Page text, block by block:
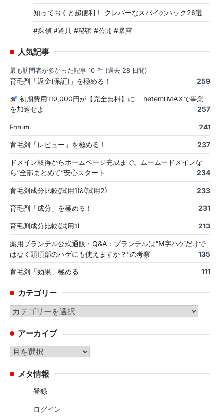
知っておくと超便利！ クレバーなスパイのハック26選
#探偵 #道具 #秘密 #公開 #暴露
人気記事
最も訪問者が多かった記事 10 件 (過去 28 日間)
育毛剤「返金(保証)」を極める！ 259
初期費用110,000円が【完全無料】に！ heteml MAXで事業
を加速せよ
257
Forum 241
育毛剤「レビュー」を極める！ 237
ドメイン取得からホームページ完成まで。ムームードメインな
ら“全部まとめて”安心スタート
234
育毛剤成分比較(試用1)&(試用2) 233
育毛剤「成分」を極める！ 231
育毛剤成分比較(試用1) 213
薬用プランテル公式通販・Q&A：プランテルは“M字ハゲだけで
はなく頭頂部のハゲにも使えますか？”の考察
135
育毛剤「効果」極める！ 111
カテゴリー
カ
ゴ
リ
ー
アーカイブ
ア
カ メタ情報
登録
ログイン